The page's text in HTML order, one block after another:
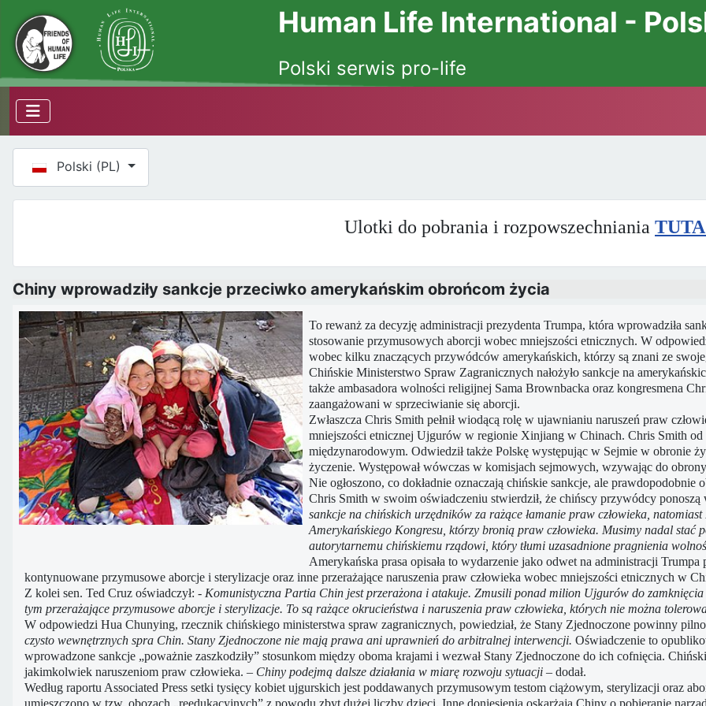
Human Life International -
Polski serwis pro-life
Wybierz swój język
Polski (PL)
Ulotki do pobrania i rozpowszechniania
Chiny wprowadziły sankcje przeciwko amerykańskim obrońcom życia
To rewanż za decyzję administracji prezydenta Trumpa, która wprowadziła
stosowanie przymusowych aborcji wobec mniejszości etnicznych. W
wobec kilku znaczących przywódców amerykańskich, którzy są znani ze
Chińskie Ministerstwo Spraw Zagranicznych nałożyło sankcje na
także ambasadora wolności religijnej Sama Brownbacka oraz kongresmena
zaangażowani w sprzeciwianie się aborcji.
Zwłaszcza Chris Smith pełnił wiodącą rolę w ujawnianiu naruszeń praw
mniejszości etnicznej Ujgurów w regionie Xinjiang w Chinach. Chris Smith
międzynarodowym. Odwiedził także Polskę występując w Sejmie w obronie
życzenie. Występował wówczas w komisjach sejmowych, wzywając do
Nie ogłoszono, co dokładnie oznaczają chińskie sankcje, ale
Chris Smith w swoim oświadczeniu stwierdził, że chińscy przywódcy
sankcje na chińskich urzędników za rażące łamanie praw człowieka,
Amerykańskiego Kongresu, którzy bronią praw człowieka. Musimy nadal
autorytarnemu chińskiemu rządowi, który tłumi uzasadnione pragnienia
Amerykańska prasa opisała to wydarzenie jako odwet na administracji
kontynuowane przymusowe aborcje i sterylizacje oraz inne przerażające naruszenia praw człowieka wobec mniejszości etnicznych w
Z kolei sen. Ted Cruz oświadczył: - Komunistyczna Partia Chin jest przerażona i atakuje. Zmusili ponad milion Ujgurów do
tym przerażające przymusowe aborcje i sterylizacje. To są rażące okrucieństwa i naruszenia praw człowieka, których nie można
W odpowiedzi Hua Chunying, rzecznik chińskiego ministerstwa spraw zagranicznych, powiedział, że Stany Zjednoczone powinny
czysto wewnętrznych spra Chin. Stany Zjednoczone nie mają prawa ani uprawnień do arbitralnej interwencji. Oświadczenie to
wprowadzone sankcje „poważnie zaszkodziły” stosunkom między oboma krajami i wezwał Stany Zjednoczone do ich cofnięcia.
jakimkolwiek naruszeniom praw człowieka. – Chiny podejmą dalsze działania w miarę rozwoju sytuacji – dodał.
Według raportu Associated Press setki tysięcy kobiet ujgurskich jest poddawanych przymusowym testom ciążowym, sterylizacji oraz